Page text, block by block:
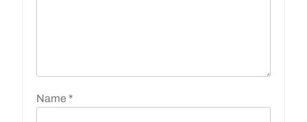
Name *